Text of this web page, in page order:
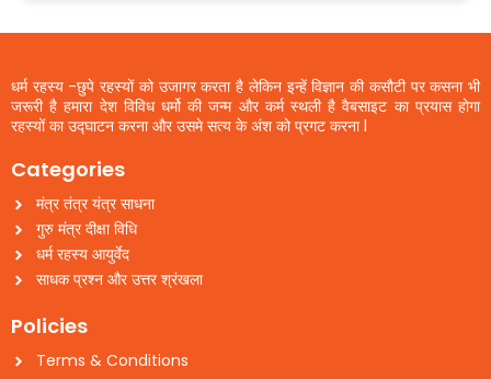
धर्म रहस्य -छुपे रहस्यों को उजागर करता है लेकिन इन्हें विज्ञान की कसौटी पर कसना भी
जरूरी है हमारा देश विविध धर्मो की जन्म और कर्म स्थली है वैबसाइट का प्रयास होगा
रहस्यों का उद्घाटन करना और उसमे सत्य के अंश को प्रगट करना l
Categories
मंत्र तंत्र यंत्र साधना
गुरु मंत्र दीक्षा विधि
धर्म रहस्य आयुर्वेद
साधक प्रश्न और उत्तर श्रंखला
Policies
Terms & Conditions